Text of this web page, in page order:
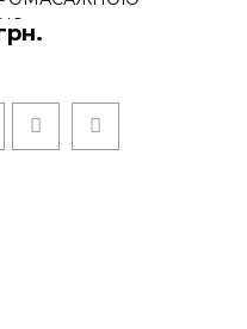
та душові кабіни